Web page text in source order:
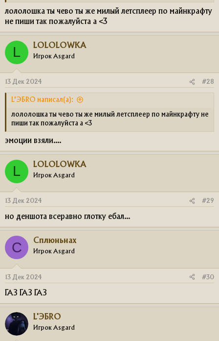
лололошка ты чево ты же милый летсплеер по майнкрафту
не пиши так пожалуйста а <3
L LOLOLOWKA
Игрок Asgard
13 Дек 2024 #28
L'ЭБRO написал(а):
лололошка ты чево ты же милый летсплеер по майнкрафту не
пиши так пожалуйста а <3
эмоции взяли....
L LOLOLOWKA
Игрок Asgard
13 Дек 2024 #29
но деншота всеравно глотку ебал...
С Сплюньнах
Игрок Asgard
13 Дек 2024 #30
ГАЗ ГАЗ ГАЗ
L'ЭБRO
Игрок Asgard